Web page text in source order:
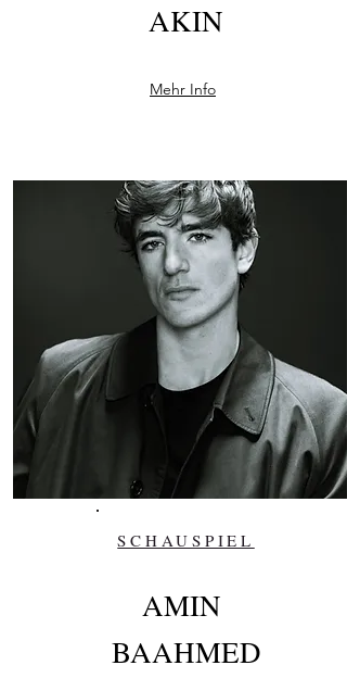
AKIN
Mehr Info
SCHAUSPIEL
AMIN
BAAHMED